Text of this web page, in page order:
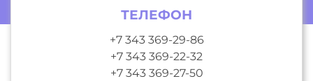
ТЕЛЕФОН
+7 343 369-29-86
+7 343 369-22-32
+7 343 369-27-50